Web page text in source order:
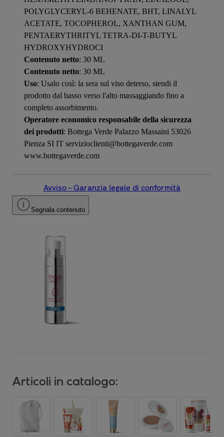
POLYGLYCERYL-6 BEHENATE, BHT, LINALYL
ACETATE, TOCOPHEROL, XANTHAN GUM,
PENTAERYTHRITYL TETRA-DI-T-BUTYL
HYDROXYHYDROCI
Contenuto netto: 30 ML
Contenuto netto: 30 ML
Uso: Usalo così: la sera sul viso deterso, stendi il
prodotto dal basso verso l'alto massaggiando fino a
completo assorbimento.
Operatore economico responsabile della sicurezza
dei prodotti: Bottega Verde Palazzo Massaini 53026
Pienza SI IT servizioclienti@bottegaverde.com
www.bottegaverde.com
Avviso – Garanzia legale di conformità
Segnala contenuto
Articoli in catalogo: